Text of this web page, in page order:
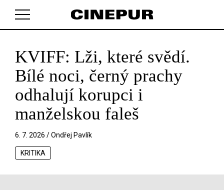
V košíku zatím nemáte žádné položky.
KVIFF: Lži, které svědí.
Bílé noci, černý prachy
odhalují korupci i
manželskou faleš
6. 7. 2026 /Ondřej Pavlík
KRITIKA